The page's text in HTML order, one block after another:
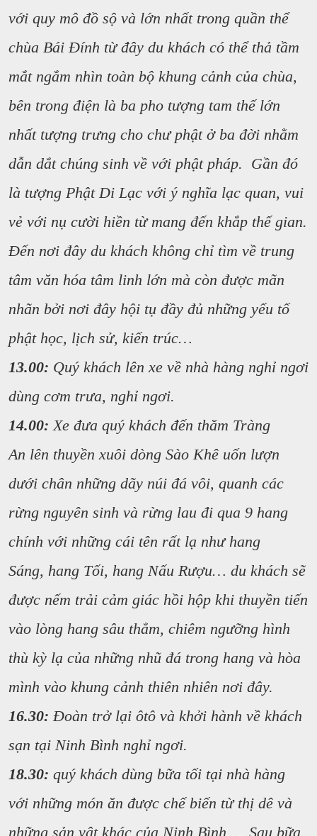
với quy mô đồ sộ và lớn nhất trong quần thể
chùa Bái Đính từ đây du khách có thể thả tầm
mắt ngắm nhìn toàn bộ khung cảnh của chùa,
bên trong điện là ba pho tượng tam thế lớn
nhất tượng trưng cho chư phật ở ba đời nhằm
dẫn dắt chúng sinh về với phật pháp. Gần đó
là tượng Phật Di Lạc với ý nghĩa lạc quan, vui
vẻ với nụ cười hiền từ mang đến khắp thế gian.
Đến nơi đây du khách không chỉ tìm về trung
tâm văn hóa tâm linh lớn mà còn được mãn
nhãn bởi nơi đây hội tụ đầy đủ những yếu tố
phật học, lịch sử, kiến trúc…
13.00: Quý khách lên xe về nhà hàng nghỉ ngơi
dùng cơm trưa, nghỉ ngơi.
14.00: Xe đưa quý khách đến thăm Tràng
An lên thuyền xuôi dòng Sào Khê uốn lượn
dưới chân những dãy núi đá vôi, quanh các
rừng nguyên sinh và rừng lau đi qua 9 hang
chính với những cái tên rất lạ như hang
Sáng, hang Tối, hang Nấu Rượu… du khách sẽ
được nếm trải cảm giác hồi hộp khi thuyền tiến
vào lòng hang sâu thẳm, chiêm ngưỡng hình
thù kỳ lạ của những nhũ đá trong hang và hòa
mình vào khung cảnh thiên nhiên nơi đây.
16.30: Đoàn trở lại ôtô và khởi hành về khách
sạn tại Ninh Bình nghỉ ngơi.
18.30: quý khách dùng bữa tối tại nhà hàng
với những món ăn được chế biến từ thị dê và
những sản vật khác của Ninh Bình…. Sau bữa